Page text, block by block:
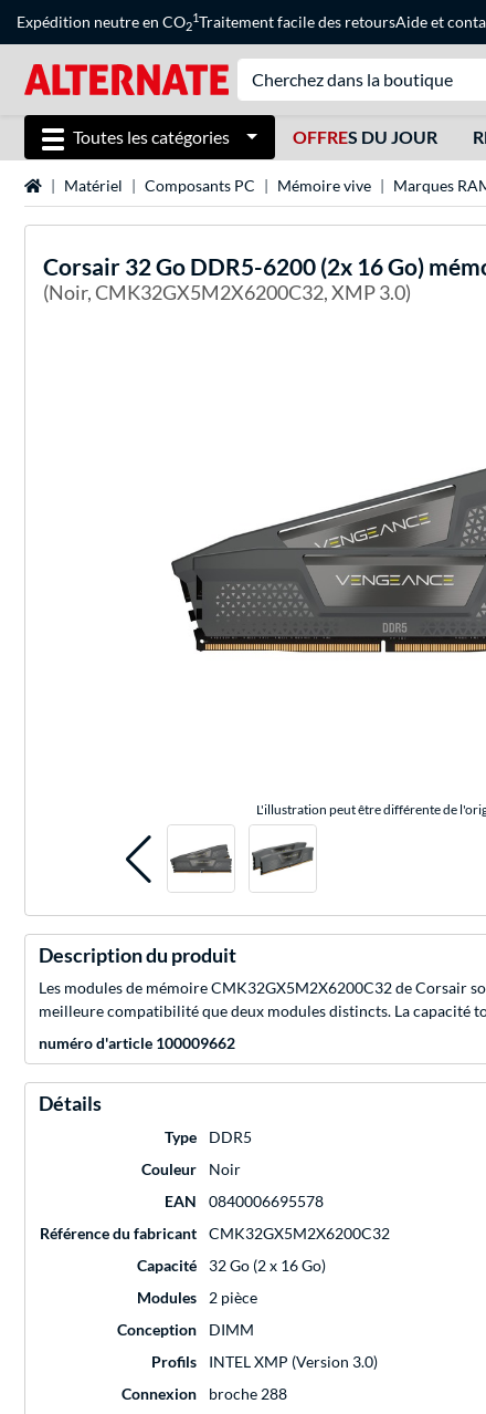
Expédition neutre en CO2
1Traitement facile des retoursAideet
Toutes les catégories OFFRES DU JOUR
Page d'accueil
Matériel Composants PC Mémoire vive Marques
Corsair 32 Go DDR5-6200 (2x 16 Go)
(Noir, CMK32GX5M2X6200C32, XMP 3.0)
L'illustration peut être différente de
Description du produit
Les modules de mémoire CMK32GX5M2X6200C32 de Corsair
meilleure compatibilité que deux modules distincts. La capacité
numéro d'article 100009662
Détails
Type
DDR5
Couleur
Noir
EAN
0840006695578
Référence du fabricant
CMK32GX5M2X6200C32
Capacité
32 Go (2 x 16 Go)
Modules
2 pièce
Conception
DIMM
Profils
INTEL XMP (Version 3.0)
Connexion
broche 288